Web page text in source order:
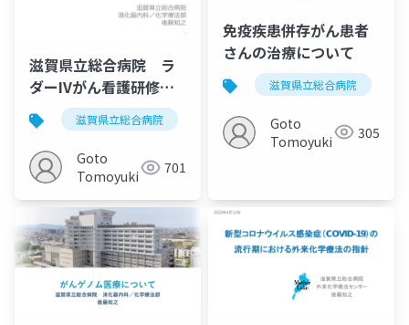
滋賀県立総合病院 ラ
ダーIVがん看護研修
20210524滋賀県立総合病院 化学療法
Goto
Tomoyuki
701
免疫疾患併存がん患者
さんの治療について
滋賀県立総合病院
Goto
Tomoyuki
305